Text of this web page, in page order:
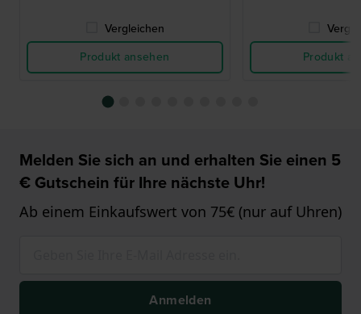
Vergleichen
Produkt ansehen
Produkt
Melden Sie sich an und erhalten Sie einen 5
€ Gutschein für Ihre nächste Uhr!
Ab einem Einkaufswert von 75€ (nur auf Uhren)
Anmelden